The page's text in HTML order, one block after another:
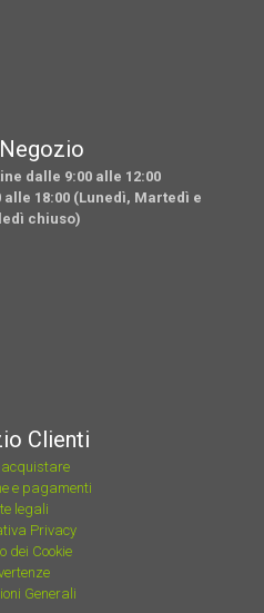
dalle 9:00 alle 12:00
18:00 (Lunedì, Martedì e
chiuso)
Clienti
acquistare
e pagamenti
legali
Privacy
dei Cookie
Generali